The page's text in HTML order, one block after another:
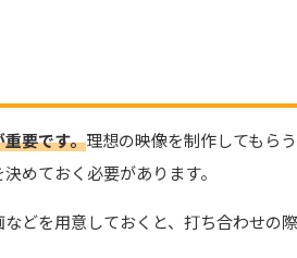
要です。理想の映像を制作してもら
めておく必要があります。
どを用意しておくと、打ち合わせの